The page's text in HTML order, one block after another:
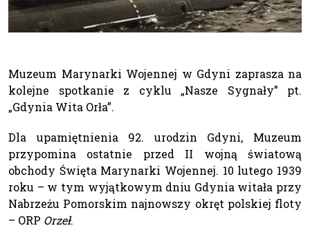
Muzeum Marynarki Wojennej w Gdyni zaprasza na
kolejne spotkanie z cyklu „Nasze Sygnały” pt.
„Gdynia Wita Orła”.
Dla upamiętnienia 92. urodzin Gdyni, Muzeum
przypomina ostatnie przed II wojną światową
obchody Święta Marynarki Wojennej. 10 lutego 1939
roku – w tym wyjątkowym dniu Gdynia witała przy
Nabrzeżu Pomorskim najnowszy okręt polskiej floty
– ORP Orzeł.